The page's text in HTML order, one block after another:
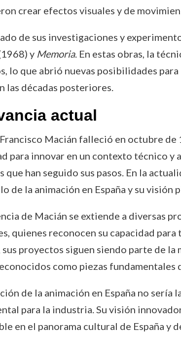
crear efectos visuales y de
de sus investigaciones y
y Memoria. En estas obras, la
lo que abrió nuevas posibilidades
las décadas posteriores.
actual
Macián falleció en octubre de
para innovar en un contexto técnico
que han seguido sus pasos. En la
de la animación en España y su visión
de Macián se extiende a diversas
quienes reconocen su capacidad
sus proyectos siguen siendo parte de
como piezas fundamentales
de la animación en España no
para la industria. Su visión
en el panorama cultural de España y